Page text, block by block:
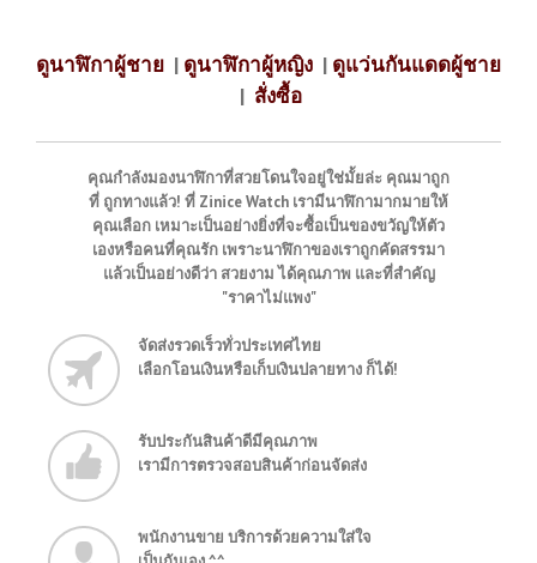
ดูนาฬิกาผู้ชาย | ดูนาฬิกาผู้หญิง | ดูแว่นกันแดดผู้ชาย
| สั่งซื้อ
คุณกำลังมองนาฬิกาที่สวยโดนใจอยู่ใช่มั้ยล่ะ คุณมาถูก
ที่ ถูกทางแล้ว! ที่ Zinice Watch เรามีนาฬิกามากมายให้
คุณเลือก เหมาะเป็นอย่างยิ่งที่จะซื้อเป็นของขวัญให้ตัว
เองหรือคนที่คุณรัก เพราะนาฬิกาของเราถูกคัดสรรมา
แล้วเป็นอย่างดีว่า สวยงาม ได้คุณภาพ และที่สำคัญ
"ราคาไม่แพง"
จัดส่งรวดเร็วทั่วประเทศไทย
เลือกโอนเงินหรือเก็บเงินปลายทาง ก็ได้!
รับประกันสินค้าดีมีคุณภาพ
เรามีการตรวจสอบสินค้าก่อนจัดส่ง
พนักงานขาย บริการด้วยความใส่ใจ